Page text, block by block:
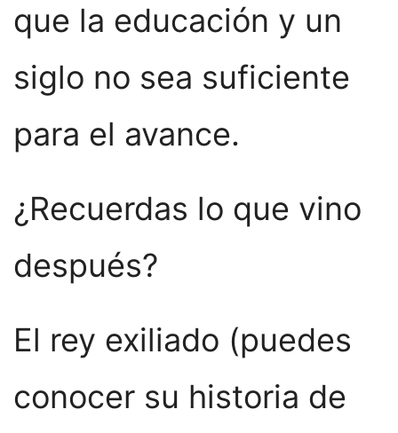
que la educación y un
siglo no sea suficiente
para el avance.
¿Recuerdas lo que vino
después?
El rey exiliado (puedes
conocer su historia de